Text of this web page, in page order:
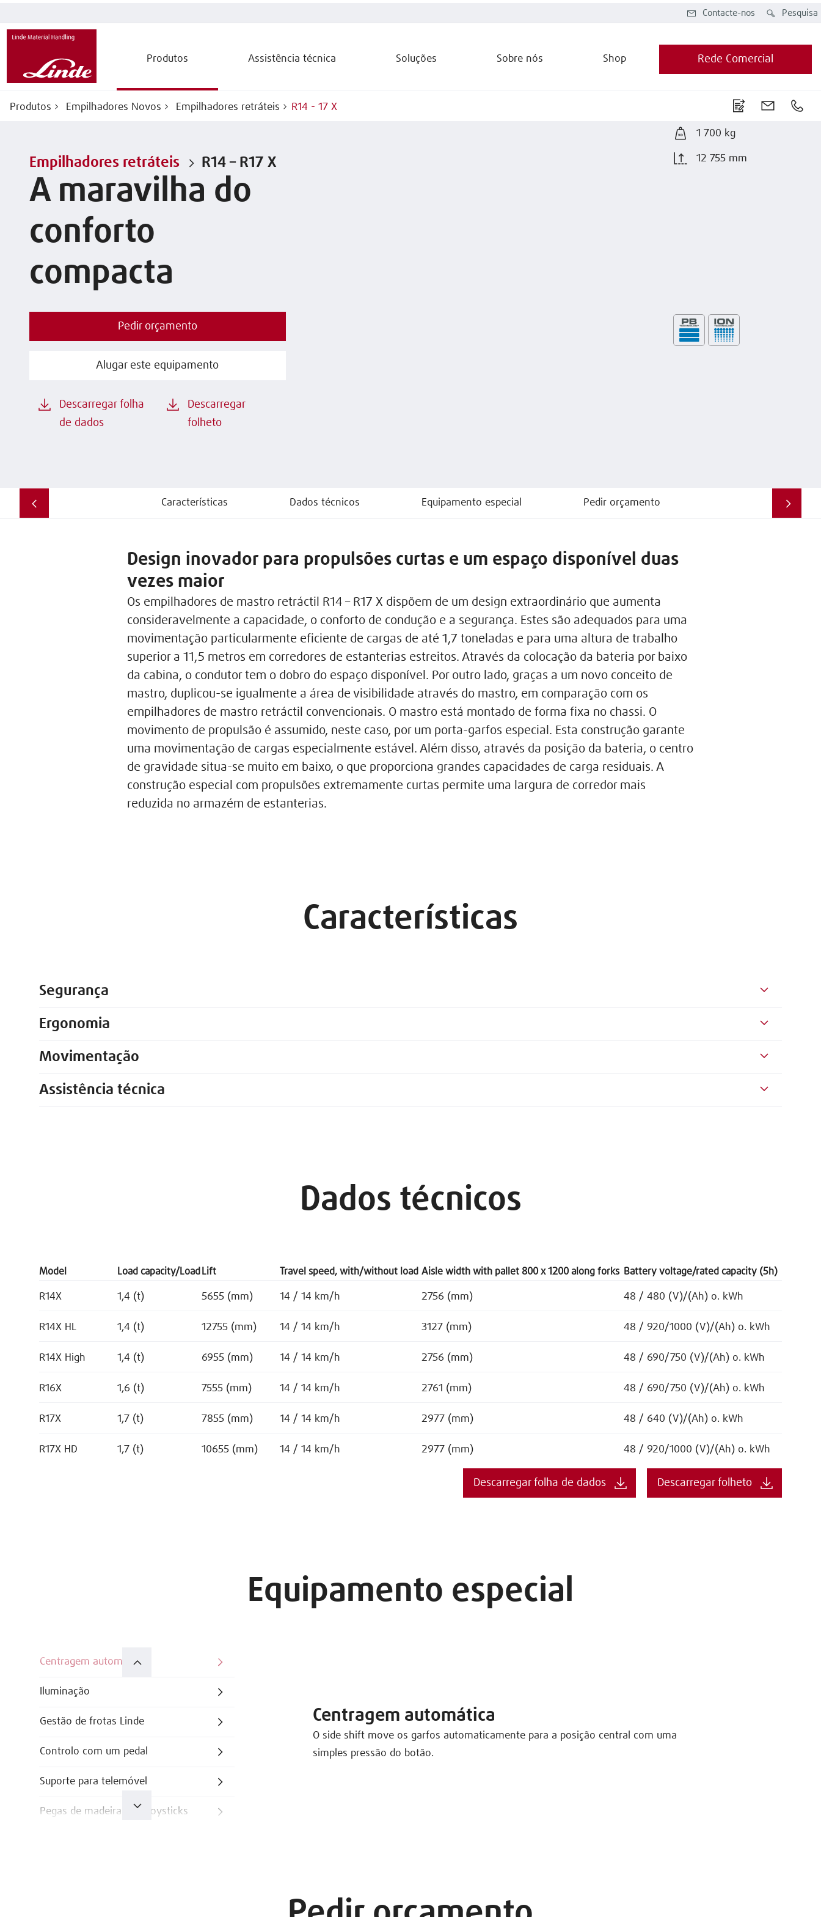
Produtos Assistência técnica Soluções Sobre nós Shop
Pesquisa
Contacte-nos
Rede Comercial
Produtos Empilhadores Novos Empilhadores retráteis R14 - 17 X
1 700 kg
12 755 mm
Empilhadores retráteis R14 – R17 X
A maravilha do
conforto
compacta
Pedir orçamento
Alugar este equipamento
Descarregar folha
de dados
Descarregar
folheto
Características Dados técnicos Equipamento especial Pedir orçamento
Design inovador para propulsões curtas e um espaço disponível duas
vezes maior
Os empilhadores de mastro retráctil R14 – R17 X dispõem de um design extraordinário que aumenta
consideravelmente a capacidade, o conforto de condução e a segurança. Estes são adequados para uma
movimentação particularmente eficiente de cargas de até 1,7 toneladas e para uma altura de trabalho
superior a 11,5 metros em corredores de estanterias estreitos. Através da colocação da bateria por baixo
da cabina, o condutor tem o dobro do espaço disponível. Por outro lado, graças a um novo conceito de
mastro, duplicou-se igualmente a área de visibilidade através do mastro, em comparação com os
empilhadores de mastro retráctil convencionais. O mastro está montado de forma fixa no chassi. O
movimento de propulsão é assumido, neste caso, por um porta-garfos especial. Esta construção garante
uma movimentação de cargas especialmente estável. Além disso, através da posição da bateria, o centro
de gravidade situa-se muito em baixo, o que proporciona grandes capacidades de carga residuais. A
construção especial com propulsões extremamente curtas permite uma largura de corredor mais
reduzida no armazém de estanterias.
Características
Segurança
Ergonomia
Movimentação
Assistência técnica
Dados técnicos
Model Load capacity/Load Lift Travel speed, with/without load Aisle width with pallet 800 x 1200 along forks Battery voltage/rated capacity (5h)
R14X 1,4 (t) 5655 (mm) 14 / 14 km/h 2756 (mm) 48 / 480 (V)/(Ah) o. kWh
R14X HL 1,4 (t) 12755 (mm) 14 / 14 km/h 3127 (mm) 48 / 920/1000 (V)/(Ah) o. kWh
R14X High 1,4 (t) 6955 (mm) 14 / 14 km/h 2756 (mm) 48 / 690/750 (V)/(Ah) o. kWh
R16X 1,6 (t) 7555 (mm) 14 / 14 km/h 2761 (mm) 48 / 690/750 (V)/(Ah) o. kWh
R17X 1,7 (t) 7855 (mm) 14 / 14 km/h 2977 (mm) 48 / 640 (V)/(Ah) o. kWh
R17X HD 1,7 (t) 10655 (mm) 14 / 14 km/h 2977 (mm) 48 / 920/1000 (V)/(Ah) o. kWh
Descarregar folha de dados Descarregar folheto
Equipamento especial
Centragem automática
Iluminação
Gestão de frotas Linde
Controlo com um pedal
Suporte para telemóvel
Pegas de madeira para joysticks
Centragem automática
O side shift move os garfos automaticamente para a posição central com uma
simples pressão do botão.